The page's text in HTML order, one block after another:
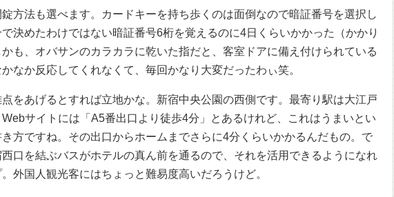
方法も選べます。カードキーを持ち歩くのは面倒なので暗証番号を選択し
決めたわけではない暗証番号6桁を覚えるのに4日くらいかかった（かかり
も、オバサンのカラカラに乾いた指だと、客室ドアに備え付けられている
なか反応してくれなくて、毎回かなり大変だったわぃ笑。
をあげるとすれば立地かな。新宿中央公園の西側です。最寄り駅は大江戸
サイトには「A5番出口より徒歩4分」とあるけれど、これはうまいとい
き方ですね。その出口からホームまでさらに4分くらいかかるんだもの。で
西口を結ぶバスがホテルの真ん前を通るので、それを活用できるようになれ
外国人観光客にはちょっと難易度高いだろうけど。